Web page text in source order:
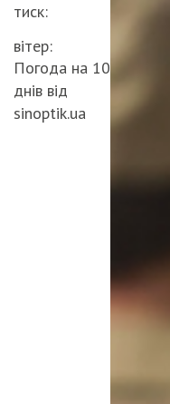
тиск:
вітер:
Погода на 10
днів від
sinoptik.ua